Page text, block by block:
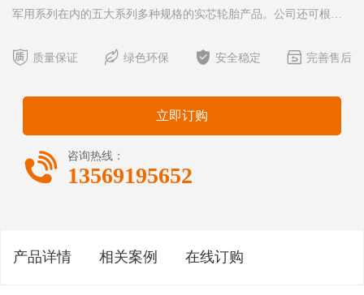
军用系列在内的五大系列多种规格的实芯轮胎产品。公司还可根据
芯轮胎的承载能力。 公司产品充气轮胎涵盖工业车辆系列、工
格。 实芯轮胎优越性与应用： 海绵实芯轮胎具有承载能力
 质量保证  绿色环保  安全稳定  完善售后
立即订购
 咨询热线：
13569195652
产品详情 相关案例 在线订购